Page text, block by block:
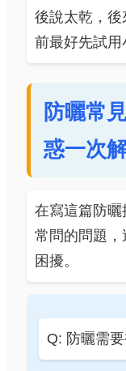
後說太乾，後
前最好先試用
防曬常
惑一次
在寫這篇防
常問的問題
困擾。
Q: 防曬需